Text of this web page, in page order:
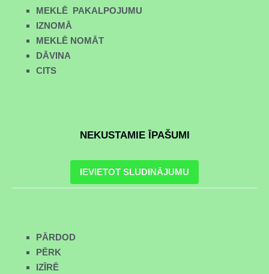
MEKLĒ PAKALPOJUMU
IZNOMĀ
MEKLĒ NOMĀT
DĀVINA
CITS
NEKUSTAMIE ĪPAŠUMI
IEVIETOT SLUDINĀJUMU
PĀRDOD
PĒRK
IZĪRĒ